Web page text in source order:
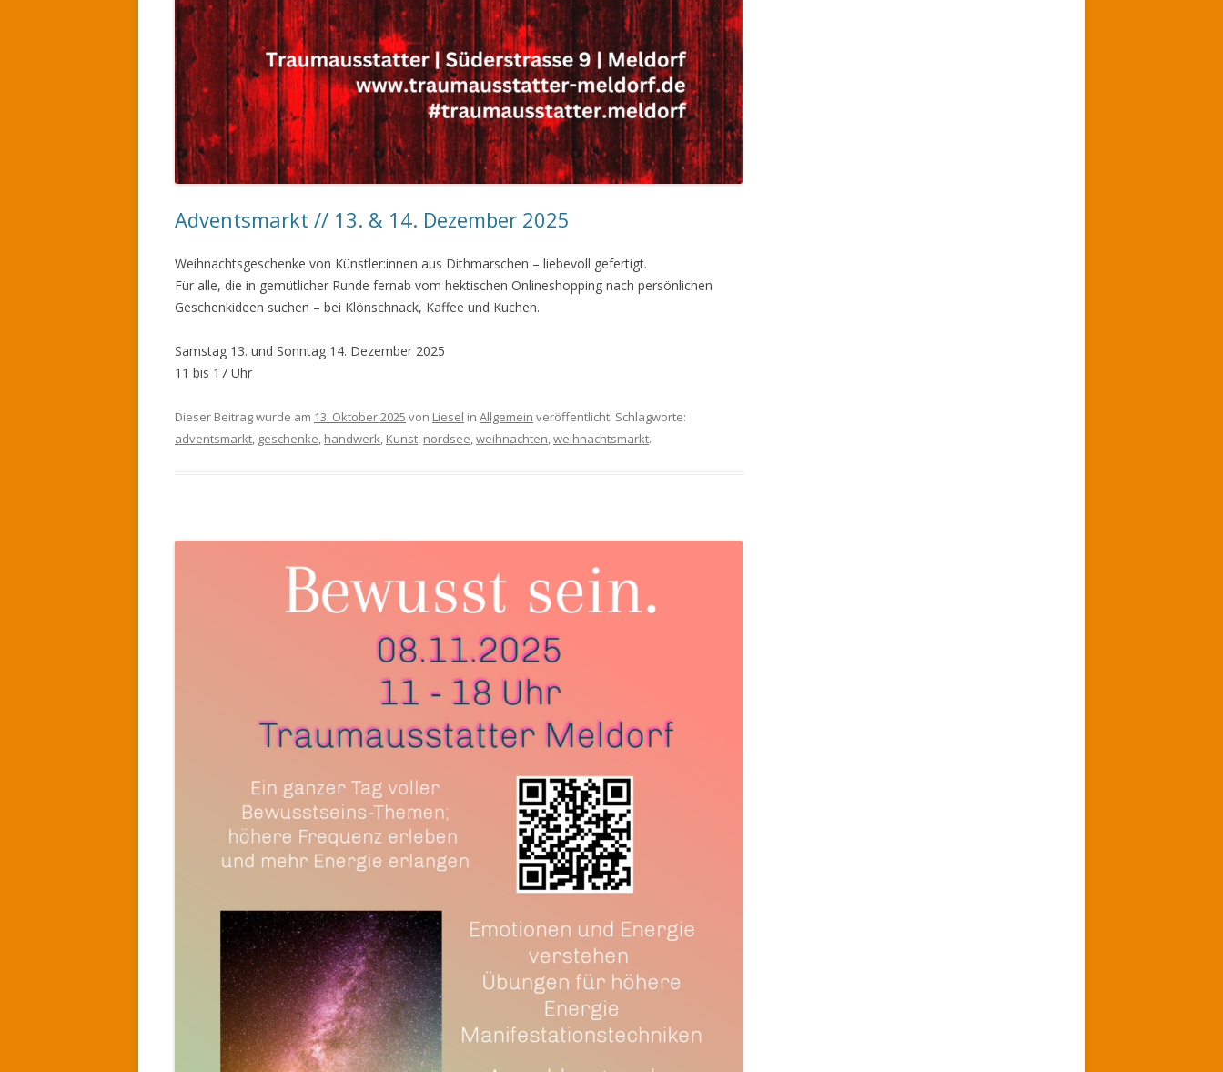
Adventsmarkt // 13. & 14. Dezember 2025
Weihnachtsgeschenke von Künstler:innen aus Dithmarschen – liebevoll gefertigt.
Für alle, die in gemütlicher Runde fernab vom hektischen Onlineshopping nach persönlichen
Geschenkideen suchen – bei Klönschnack, Kaffee und Kuchen.
Samstag 13. und Sonntag 14. Dezember 2025
11 bis 17 Uhr
Dieser Beitrag wurde am 13. Oktober 2025 von Liesel in Allgemein veröffentlicht. Schlagworte:
adventsmarkt, geschenke, handwerk, Kunst, nordsee,weihnachten,weihnachtsmarkt.